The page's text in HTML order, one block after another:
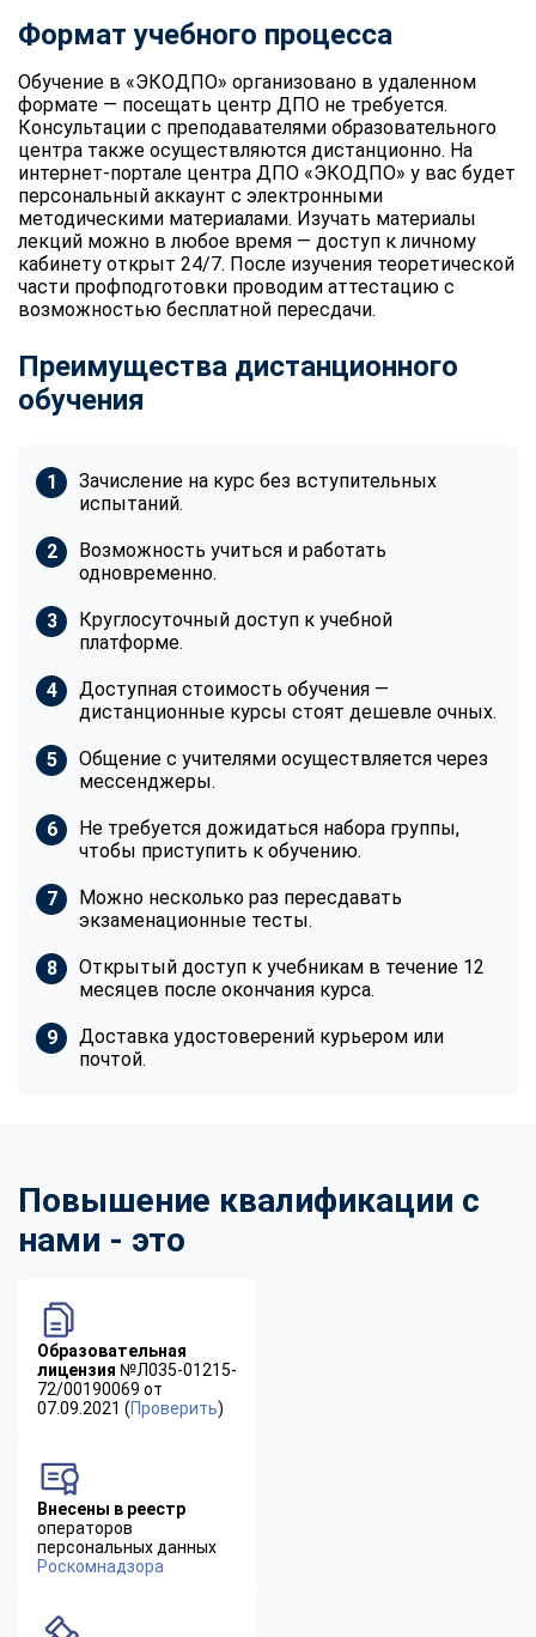
Формат учебного процесса
Обучение в «ЭКОДПО» организовано в удаленном
формате — посещать центр ДПО не требуется.
Консультации с преподавателями образовательного
центра также осуществляются дистанционно. На
интернет-портале центра ДПО «ЭКОДПО» у вас будет
персональный аккаунт с электронными
методическими материалами. Изучать материалы
лекций можно в любое время — доступ к личному
кабинету открыт 24/7. После изучения теоретической
части профподготовки проводим аттестацию с
возможностью бесплатной пересдачи.
Преимущества дистанционного
обучения
Зачисление на курс без вступительных
испытаний.
Возможность учиться и работать
одновременно.
Круглосуточный доступ к учебной
платформе.
Доступная стоимость обучения —
дистанционные курсы стоят дешевле очных.
Общение с учителями осуществляется через
мессенджеры.
Не требуется дожидаться набора группы,
чтобы приступить к обучению.
Можно несколько раз пересдавать
экзаменационные тесты.
Открытый доступ к учебникам в течение 12
месяцев после окончания курса.
Доставка удостоверений курьером или
почтой.
Повышение квалификации с
нами - это
Образовательная
лицензия №Л035-01215-
72/00190069 от
07.09.2021 (Проверить)
Внесены в реестр
операторов
персональных данных
Роскомнадзора